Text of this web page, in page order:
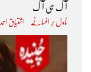
آگ ہی آگ
ناول / افسانے اشتیاق احمد